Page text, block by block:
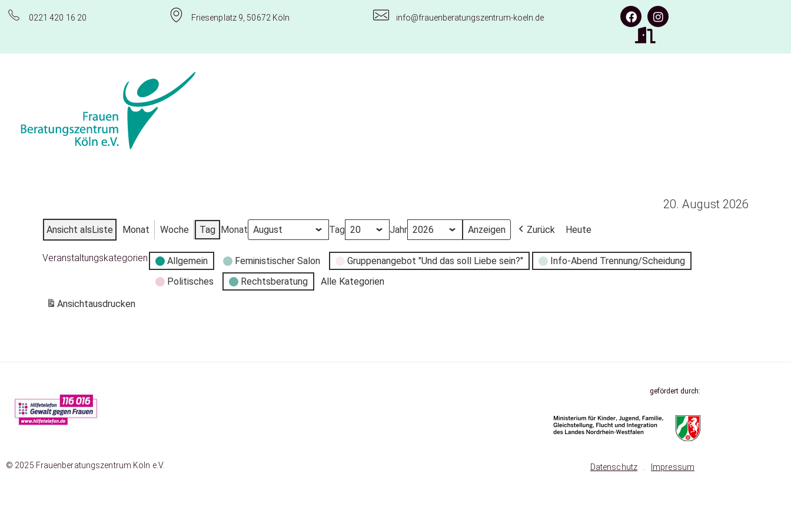
0221 420 16 20 Friesenplatz 9, 50672 Köln info@frauenberatungszentrum-koeln.de
20. August 2026
Ansicht alsListe Monat Woche Tag Monat Tag Jahr Zurück Heute
Veranstaltungskategorien Allgemein Feministischer Salon Gruppenangebot "Und das soll Liebe sein?"
Info-Abend Trennung/Scheidung
Politisches
Rechtsberatung
Alle Kategorien
Ansichtausdrucken
gefördert durch:
© 2025 Frauenberatungszentrum Köln e.V. Datenschutz Impressum